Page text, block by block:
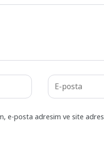
e-posta adresim ve site